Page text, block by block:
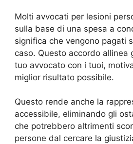
Molti avvocati per lesioni
sulla base di una spesa a
significa che vengono pagati
caso. Questo accordo allinea
tuo avvocato con i tuoi,
miglior risultato possibile.
Questo rende anche la
accessibile, eliminando gli
che potrebbero altrimenti
persone dal cercare la